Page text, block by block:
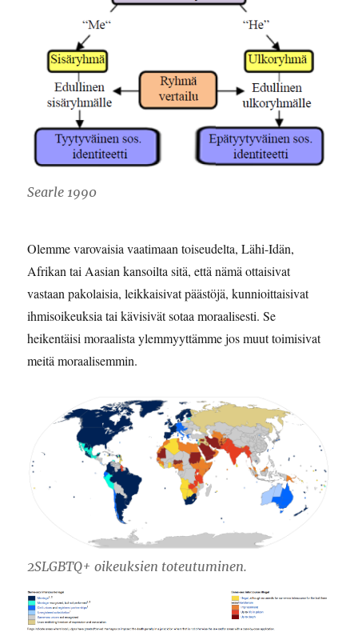
Searle 1990
Olemme varovaisia vaatimaan toiseudelta, Lähi-Idän,
Afrikan tai Aasian kansoilta sitä, että nämä ottaisivat
vastaan pakolaisia, leikkaisivat päästöjä, kunnioittaisivat
ihmisoikeuksia tai kävisivät sotaa moraalisesti. Se
heikentäisi moraalista ylemmyyttämme jos muut toimisivat
meitä moraalisemmin.
2SLGBTQ+ oikeuksien toteutuminen.